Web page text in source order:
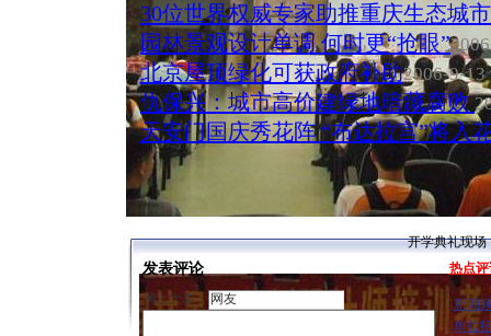
开学典礼现场
30位世界权威专家助推重庆生态城
园林景观设计单调 何时更“抢眼”
北京屋顶绿化可获政府补助2006-9-13
仇保兴：城市高价建绿地暗藏腐败
天安门国庆秀花阵 “布达拉宫”将入
发表评论
热点
网上大名：
[新闻
[单位